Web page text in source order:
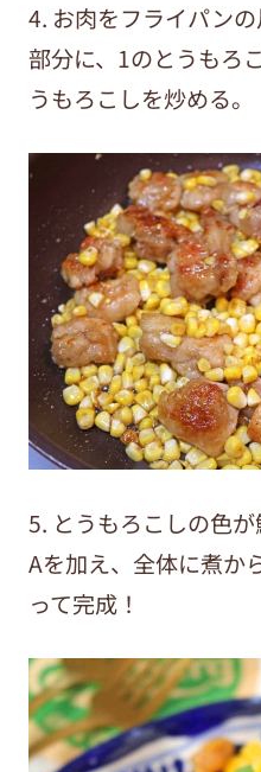
4. お肉をフライパン
部分に、1のとうもろ
うもろこしを炒める。
5. とうもろこしの色が
Aを加え、全体に煮か
って完成！